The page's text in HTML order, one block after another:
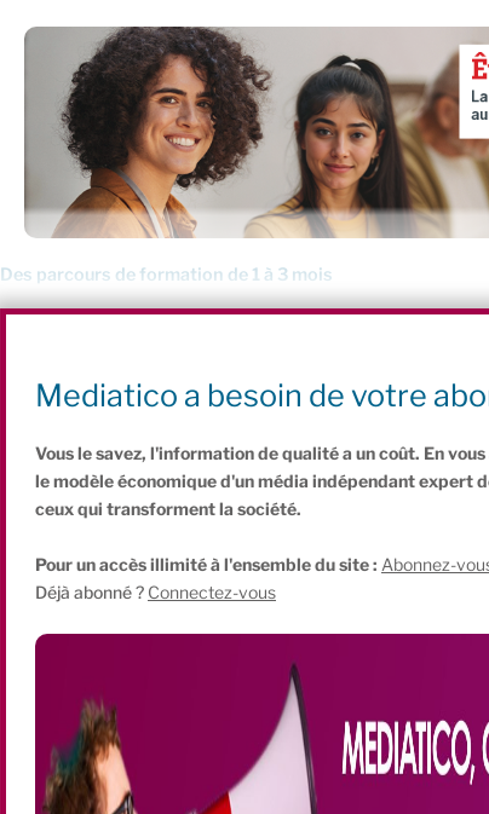
Des parcours de formation de 1 à 3 mois
Depuis quelques années, certains métiers se transforment
métiers qui sont en plein essor et dont les compétences
Mediatico a besoin de votre
Vous le savez, l'information de qualité a un coût. En
le modèle économique d'un média indépendant expert
ceux qui transforment la société.
Pour un accès illimité à l'ensemble du site : Abonnez-
Déjà abonné ? Connectez-vous